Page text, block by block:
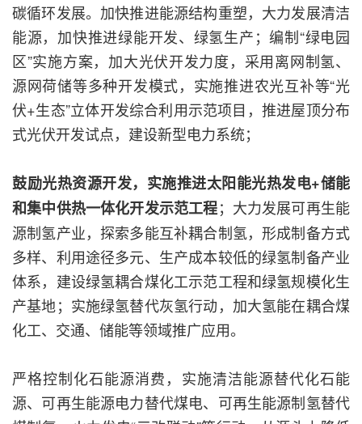
碳循环发展。加快推进能源结构重塑，大力发展清洁
能源，加快推进绿能开发、绿氢生产；编制“绿电园
区”实施方案，加大光伏开发力度，采用离网制氢、
源网荷储等多种开发模式，实施推进农光互补等“光
伏+生态”立体开发综合利用示范项目，推进屋顶分布
式光伏开发试点，建设新型电力系统；
鼓励光热资源开发，实施推进太阳能光热发电+储能
和集中供热一体化开发示范工程；大力发展可再生能
源制氢产业，探索多能互补耦合制氢，形成制备方式
多样、利用途径多元、生产成本较低的绿氢制备产业
体系，建设绿氢耦合煤化工示范工程和绿氢规模化生
产基地；实施绿氢替代灰氢行动，加大氢能在耦合煤
化工、交通、储能等领域推广应用。
严格控制化石能源消费，实施清洁能源替代化石能
源、可再生能源电力替代煤电、可再生能源制氢替代